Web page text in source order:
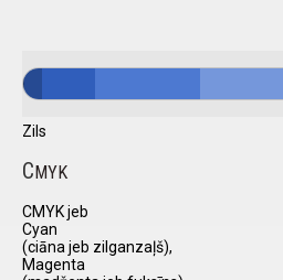
Zils
CMYK
CMYK jeb
Cyan
(ciāna jeb zilganzaļš),
Magenta